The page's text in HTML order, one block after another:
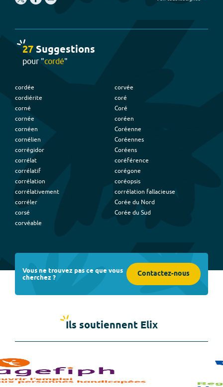
27Suggestions
pour "cordé"
cordée
cordiérite
corné
cornée
cornéen
cornélien
corrégidor
corrélat
corrélatif
corrélation
corrélativement
corréler
corsé
corvéable
corvée
coré
Coré
coréen
Coréenne
Coréennes
Coréens
coréférence
corégone
coréopsis
corrélation fallacieuse
Corée du Nord
Corée du Sud
Vous ne trouvez pas ce que vous
cherchez ? Contactez-nous
Ils soutiennent Elix